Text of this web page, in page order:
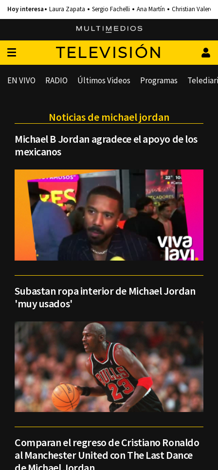
Laura Zapata Sergio Fachelli Ana Martín Christian Valero
TELEVISIÓN
EN VIVO RADIO Últimos Videos Programas
Noticias de michael jordan
Michael B Jordan agradece el apoyo de los
mexicanos
Subastan ropa interior de Michael Jordan
'muy usados'
Comparan el regreso de Cristiano Ronaldo
al Manchester United con The Last Dance